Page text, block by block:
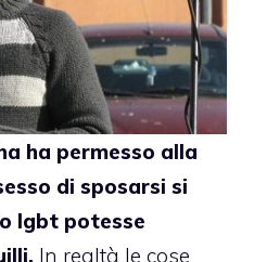
ha permesso alla
di sposarsi si
lgbt potesse
In realtà le cose